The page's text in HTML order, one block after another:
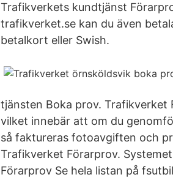
Trafikverkets kundtjänst
trafikverket.se kan du även
betalkort eller Swish.
tjänsten Boka prov. Trafikverket
vilket innebär att om du
så faktureras fotoavgiften och
Trafikverket Förarprov.
Förarprov Se hela listan på